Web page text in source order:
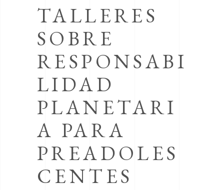
TALLERES
SOBRE
RESPONSABI
LIDAD
PLANETARI
A PARA
PREADOLES
CENTES